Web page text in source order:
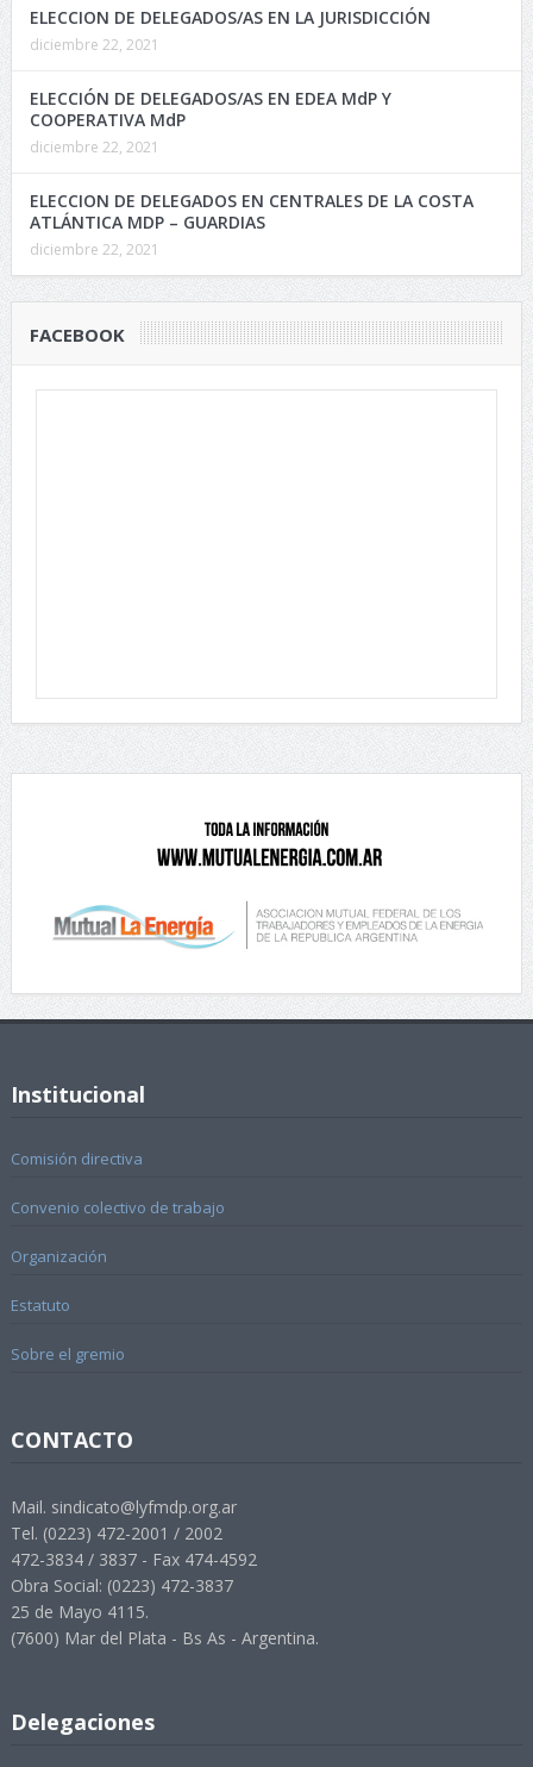
ELECCION DE DELEGADOS/AS EN LA JURISDICCIÓN
diciembre 22, 2021
ELECCIÓN DE DELEGADOS/AS EN EDEA MdP Y
COOPERATIVA MdP
diciembre 22, 2021
ELECCION DE DELEGADOS EN CENTRALES DE LA COSTA
ATLÁNTICA MDP – GUARDIAS
diciembre 22, 2021
FACEBOOK
Institucional
Comisión directiva
Convenio colectivo de trabajo
Organización
Estatuto
Sobre el gremio
CONTACTO
Mail. sindicato@lyfmdp.org.ar
Tel. (0223) 472-2001 / 2002
472-3834 / 3837 - Fax 474-4592
Obra Social: (0223) 472-3837
25 de Mayo 4115.
(7600) Mar del Plata - Bs As - Argentina.
Delegaciones